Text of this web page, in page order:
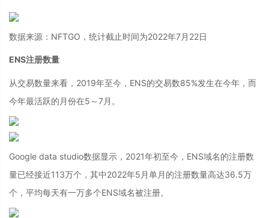
数据来源：NFTGO，统计截止时间为2022年7月22日
ENS注册数量
从交易数量来看，2019年至今，ENS的交易数85%发生在今年，而
今年最活跃的月份在5～7月。
Google data studio数据显示，2021年初至今，ENS域名的注册数
量已经接近113万个，其中2022年5月单月的注册数量高达36.5万
个，平均每天有一万多个ENS域名被注册。